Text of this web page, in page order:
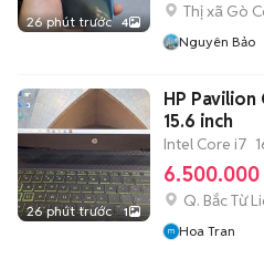
26 phút trước 4
Thị xã Gò
Nguyên Bảo
26 phút trước 1
HP Pavilion
15.6 inch
Intel Core i7
6.500.000
Q. Bắc Từ
Hoa Tran